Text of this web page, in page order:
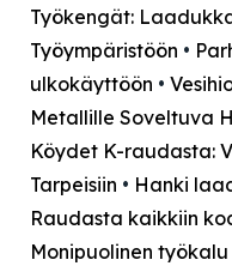
Työkengät:
Työympäristöön •
ulkokäyttöön •
Metallille Soveltuva
Köydet K-raudasta:
Tarpeisiin • Hanki
Raudasta kaikkiin
Monipuolinen